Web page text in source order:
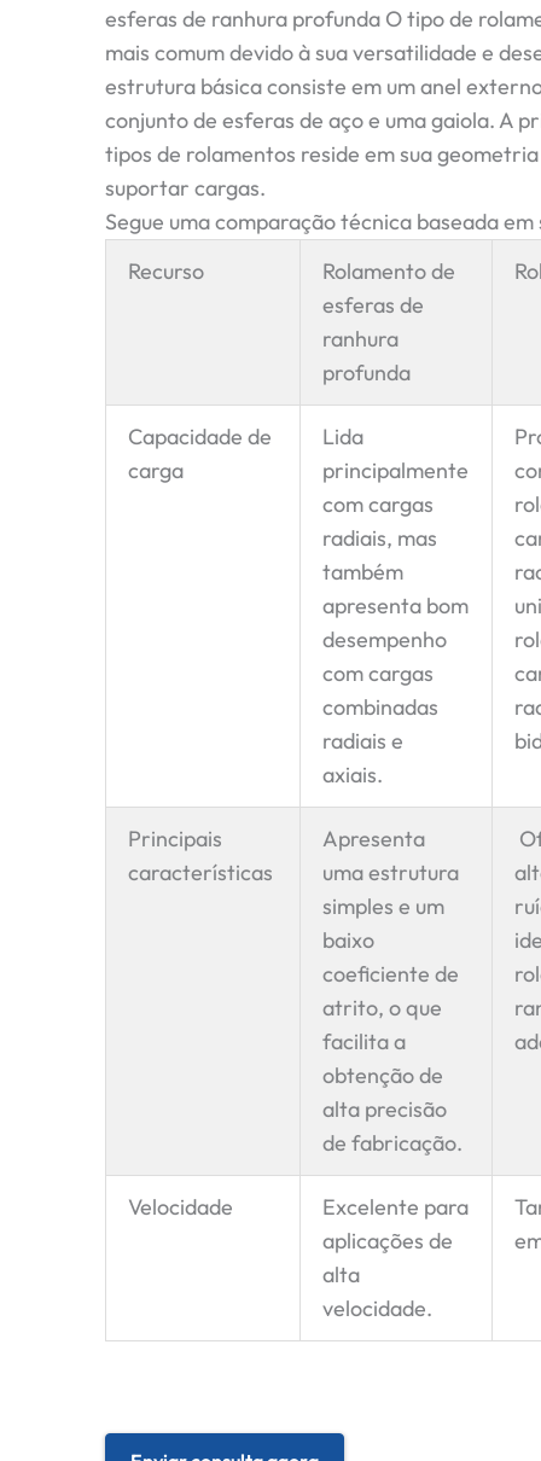
esferas de ranhura profunda O tipo de
mais comum devido à sua versatilidade e
estrutura básica consiste em um anel
conjunto de esferas de aço e uma gaiola. A
tipos de rolamentos reside em sua
suportar cargas.
Segue uma comparação técnica baseada em
Recurso
Rolamento de
esferas de
ranhura
profunda
Capacidade de
carga
Lida
principalmente
com cargas
radiais, mas
também
apresenta bom
desempenho
com cargas
combinadas
radiais e
axiais.
Principais
características
Apresenta
uma estrutura
simples e um
baixo
coeficiente de
atrito, o que
facilita a
obtenção de
alta precisão
de fabricação.
Velocidade
Excelente para
aplicações de
alta
velocidade.